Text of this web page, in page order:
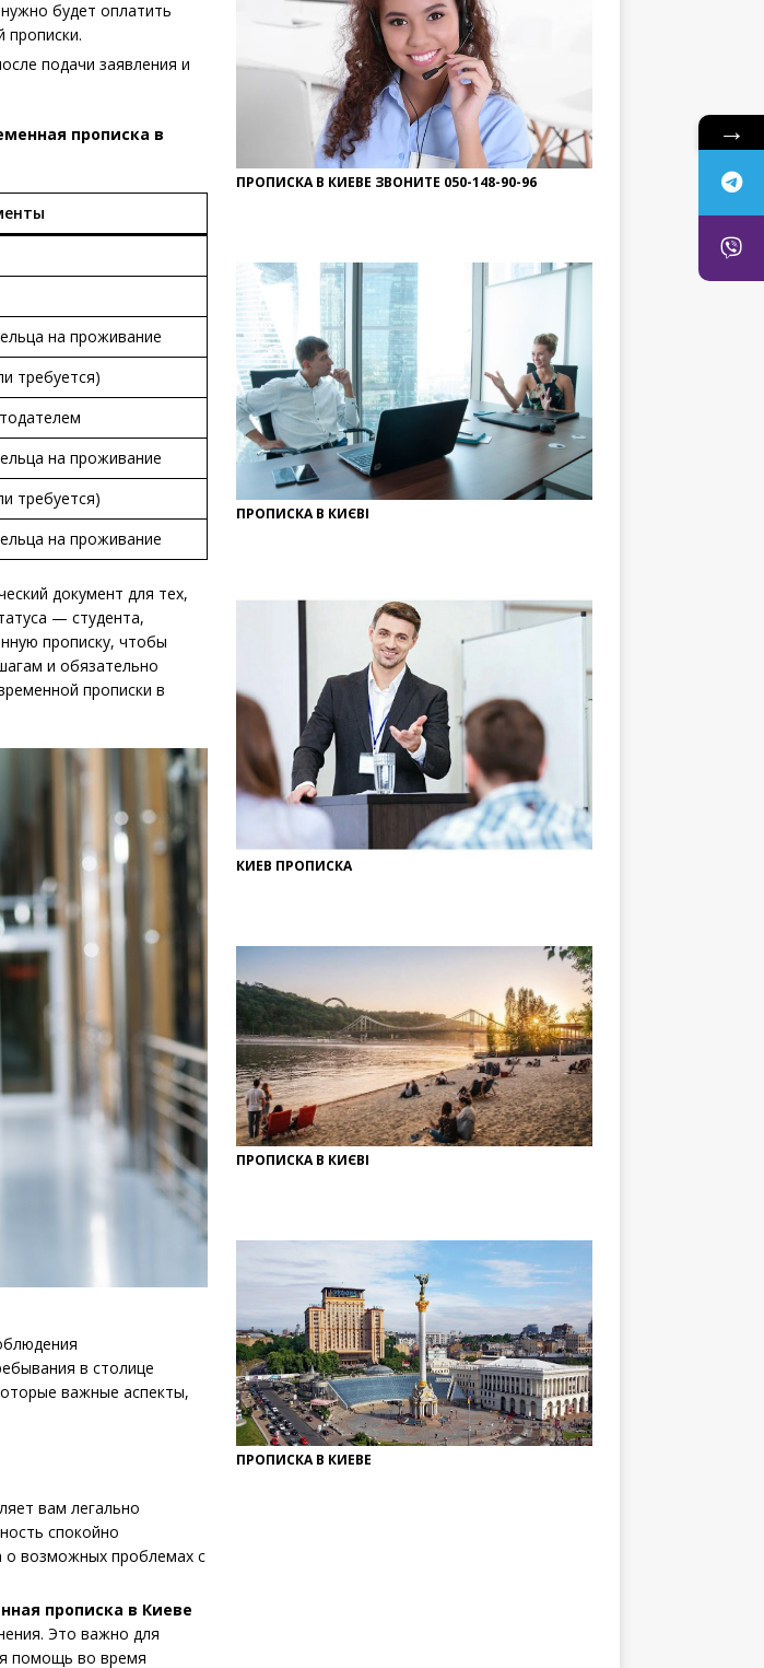
будет оплатить
подачи заявления и
прописка в
на проживание
требуется)
на проживание
требуется)
на проживание
документ для тех,
— студента,
прописку, чтобы
и обязательно
прописки в
в столице
важные аспекты,
вам легально
спокойно
о возможных проблемах с
прописка в Киеве
Это важно для
помощь во время
ПРОПИСКА В КИЕВЕ ЗВОНИТЕ 050-148-90-96
ПРОПИСКА В КИЄВІ
КИЕВ ПРОПИСКА
ПРОПИСКА В КИЄВІ
ПРОПИСКА В КИЕВЕ
→